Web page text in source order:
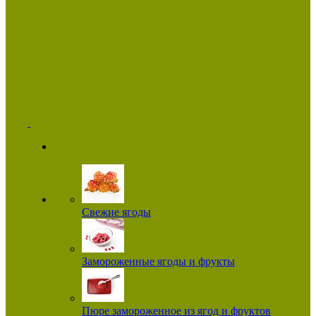
Свежие ягоды
Замороженные ягоды и фрукты
Пюре замороженное из ягод и фруктов